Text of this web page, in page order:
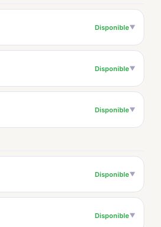
Disponible▼
Disponible▼
Disponible▼
Disponible▼
Disponible▼